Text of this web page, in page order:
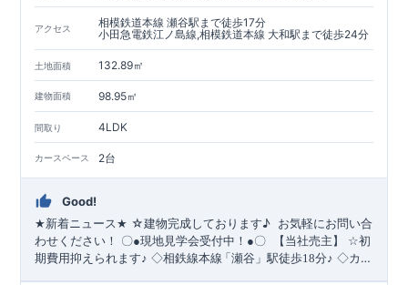
アクセス
相模鉄道本線 瀬谷駅まで徒歩17分
小田急電鉄江ノ島線,相模鉄道本線 大和駅まで徒歩24分
土地面積 132.89㎡
建物面積 98.95㎡
間取り 4LDK
カースペース 2台
Good!
★新着ニュース★ ☆建物完成しております♪
わせください！ 〇●現地見学会受付中！ ●〇 【当社売主】 ☆初
期費用抑えられます♪ ◇相鉄線本線「瀬谷」駅徒歩18分♪ ​◇カー